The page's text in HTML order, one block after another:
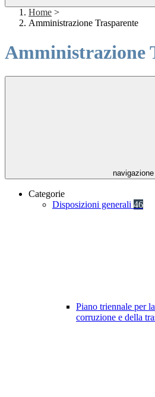
Home >
Amministrazione Trasparente
Amministrazione
navigazione
Categorie
Disposizioni generali 46
Piano triennale per
corruzione e della